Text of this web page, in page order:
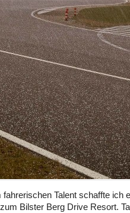
Talent schaffte ich
Bilster Berg Drive Resort.